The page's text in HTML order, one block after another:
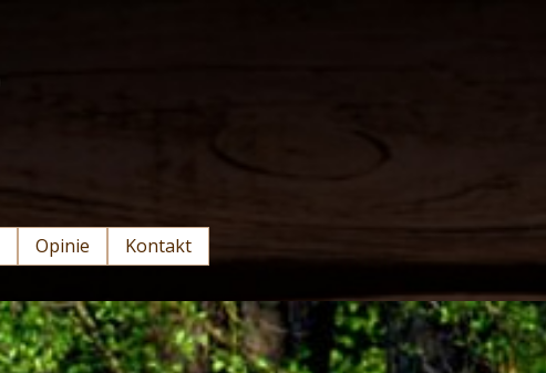
Opinie Kontakt